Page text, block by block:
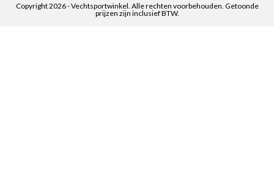
Copyright 2026 - Vechtsportwinkel. Alle rechten voorbehouden. Getoonde
prijzen zijn inclusief BTW.